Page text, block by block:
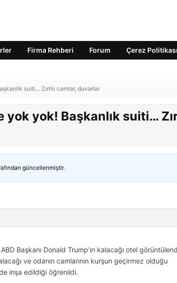
Firma Rehberi Forum Çerez Politikası
suiti… Zırhlı camlar, duvarlar
yok yok! Başkanlık suiti…
güncellenmiştir.
Başkanı Donald Trump’ın kalacağı otel
ve odanın camlarının kurşun geçirmez olduğu
inşa edildiği öğrenildi.